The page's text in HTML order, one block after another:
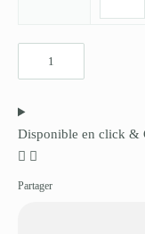
Disponible en click &
Partager